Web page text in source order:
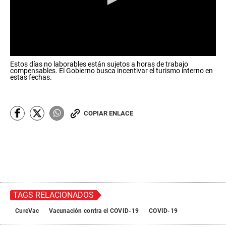
s
e
d
s
n
d
Estos días no laborables están sujetos a horas de trabajo
compensables. El Gobierno busca incentivar el turismo interno en
estas fechas.
COPIAR ENLACE
TAGS RELACIONADOS
CureVac Vacunación contra el COVID-19 COVID-19